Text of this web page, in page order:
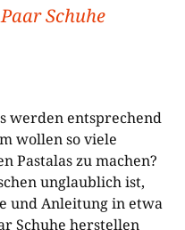
Schuhe
werden entsprechend
wollen so viele
Pastalas zu machen?
unglaublich ist,
und Anleitung in etwa
Schuhe herstellen